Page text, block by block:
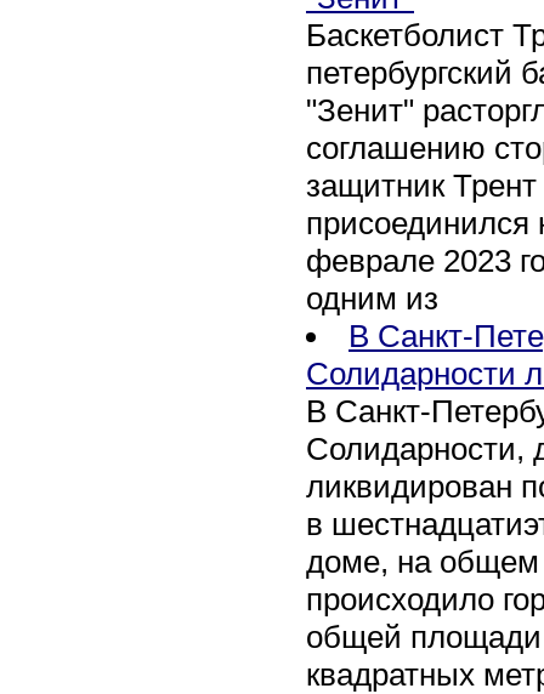
Баскетболист
петербургский
"Зенит"
соглашению
защитник
присоединился
феврале 2023
одним из
В Санкт-
Солидарности
В Санкт-
Солидарности,
ликвидирован
в
доме, на общем
происходило
общей площади
квадратных